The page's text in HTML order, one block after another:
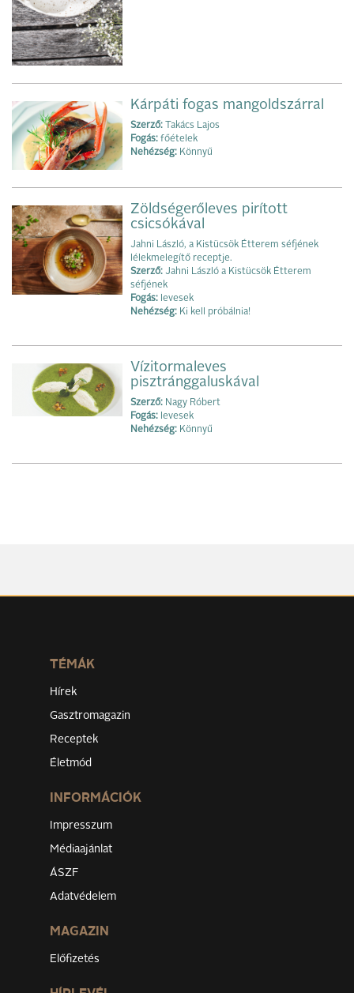
Kárpáti fogas mangoldszárral
Szerző: Takács Lajos
Fogás: főételek
Nehézség: Könnyű
Zöldségerőleves pirított
csicsókával
Jahni László, a Kistücsök Étterem séfjének
lélekmelegítő receptje.
Szerző: Jahni László a Kistücsök Étterem
séfjének
Fogás: levesek
Nehézség: Ki kell próbálnia!
Vízitormaleves
pisztránggaluskával
Szerző: Nagy Róbert
Fogás: levesek
Nehézség: Könnyű
TÉMÁK
Hírek
Gasztromagazin
Receptek
Életmód
INFORMÁCIÓK
Impresszum
Médiaajánlat
ÁSZF
Adatvédelem
MAGAZIN
Előfizetés